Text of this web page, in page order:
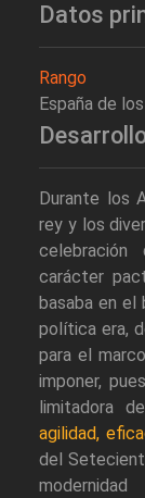
Datos
Rango
España de
Durante los
rey y los
carácter
basaba en el
política era,
para el
imponer,
limitadora
agilidad,
del